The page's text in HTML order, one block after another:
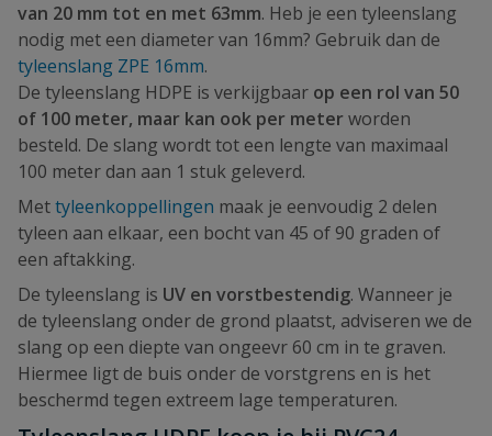
van 20 mm tot en met 63mm. Heb je een tyleenslang
nodig met een diameter van 16mm? Gebruik dan de
tyleenslang ZPE 16mm.
De tyleenslang HDPE is verkijgbaar op een rol van 50
of 100 meter, maar kan ook per meterworden
besteld. De slang wordt tot een lengte van maximaal
100 meter dan aan 1 stuk geleverd.
Mettyleenkoppellingen maak je eenvoudig 2 delen
tyleen aan elkaar, een bocht van 45 of 90 graden of
een aftakking.
De tyleenslang is UV en vorstbestendig. Wanneer je
de tyleenslang onder de grond plaatst, adviseren we de
slang op een diepte van ongeevr 60 cm in te graven.
Hiermee ligt de buis onder de vorstgrens en is het
beschermd tegen extreem lage temperaturen.